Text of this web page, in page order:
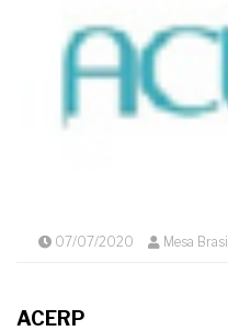
07/07/2020 Mesa Brasil
ACERP